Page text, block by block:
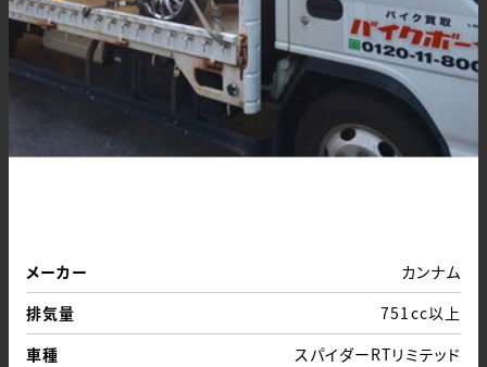
メーカー
カンナム
排気量
751cc以上
車種
スパイダーRTリミテッド